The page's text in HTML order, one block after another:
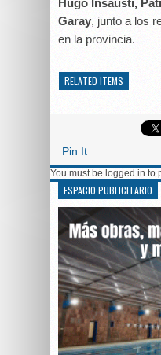
Hugo Insausti,
Garay, junto a los
en la provincia.
RELATED ITEMS
Pin It
You must be logged in to
ESPACIO PUBLICITARIO